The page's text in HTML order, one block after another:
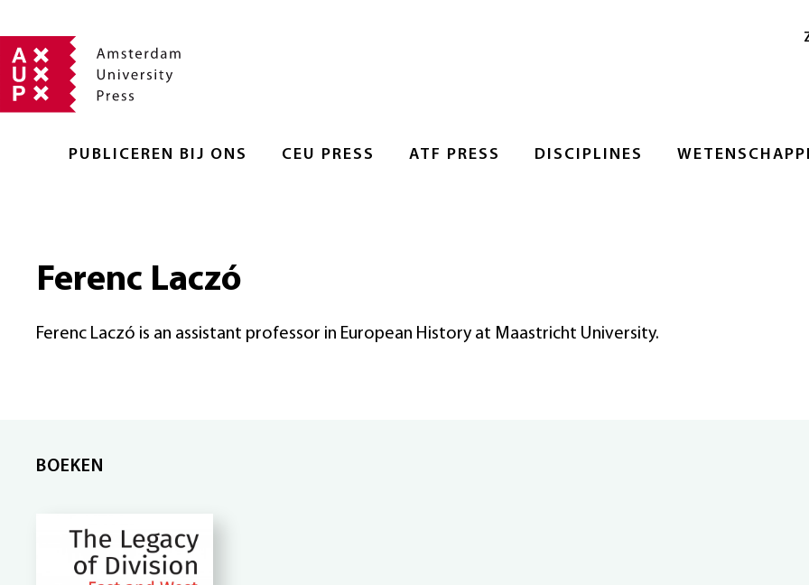
PUBLICEREN BIJ ONS CEU PRESS ATF PRESS DISCIPLINES
Ferenc Laczó
Ferenc Laczó is an assistant professor in European History at Maastricht University.
BOEKEN